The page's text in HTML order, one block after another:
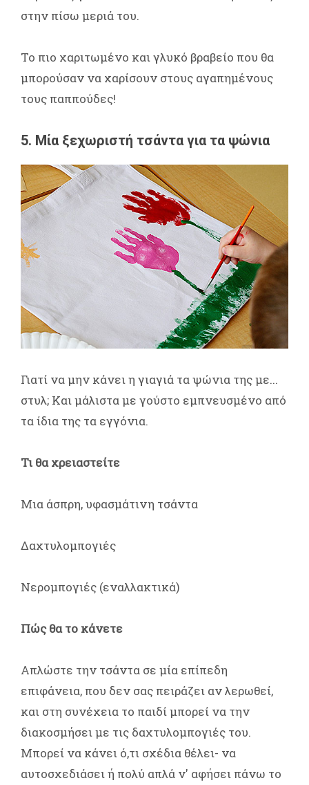
στην πίσω μεριά του.
Το πιο χαριτωμένο και γλυκό βραβείο που θα
μπορούσαν να χαρίσουν στους αγαπημένους
τους παππούδες!
5. Μία ξεχωριστή τσάντα για τα ψώνια
Γιατί να μην κάνει η γιαγιά τα ψώνια της με...
στυλ; Και μάλιστα με γούστο εμπνευσμένο από
τα ίδια της τα εγγόνια.
Τι θα χρειαστείτε
Μια άσπρη, υφασμάτινη τσάντα
Δαχτυλομπογιές
Νερομπογιές (εναλλακτικά)
Πώς θα το κάνετε
Απλώστε την τσάντα σε μία επίπεδη
επιφάνεια, που δεν σας πειράζει αν λερωθεί,
και στη συνέχεια το παιδί μπορεί να την
διακοσμήσει με τις δαχτυλομπογιές του.
Μπορεί να κάνει ό,τι σχέδια θέλει- να
αυτοσχεδιάσει ή πολύ απλά ν' αφήσει πάνω το